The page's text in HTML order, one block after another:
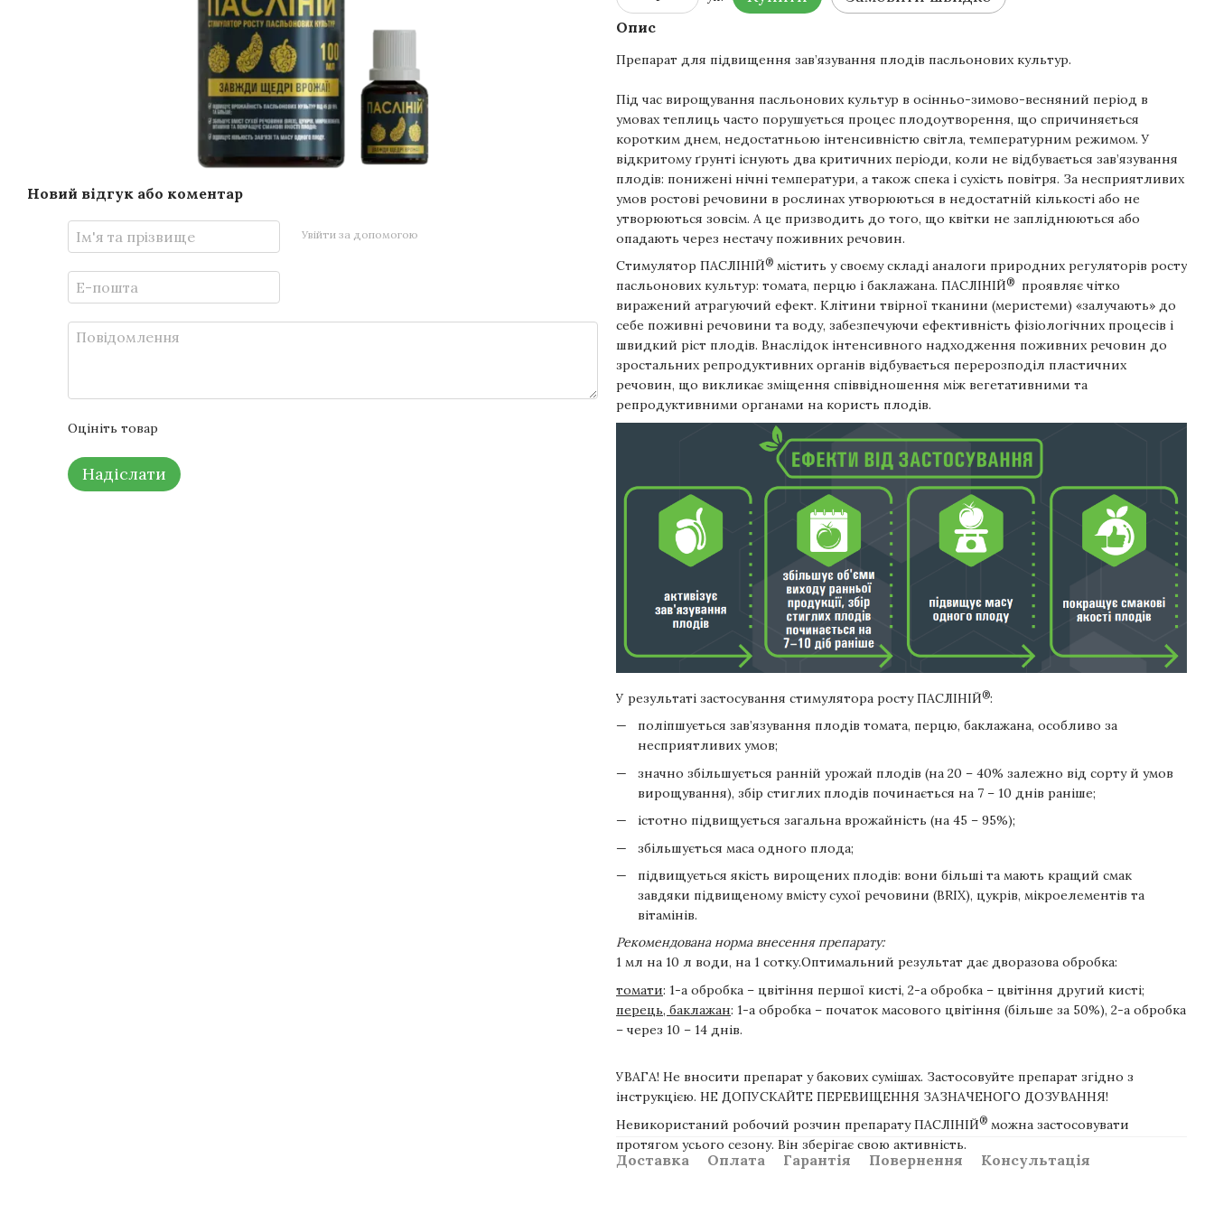
Новий відгук або коментар
Увійти за допомогою
Оцініть товар
Надіслати
Опис
Препарат для підвищення зав’язування плодів пасльонових культур.
Під час вирощування пасльонових культур в осінньо-зимово-весняний період в
умовах теплиць часто порушується процес плодоутворення, що спричиняється
коротким днем, недостатньою інтенсивністю світла, температурним режимом. У
відкритому ґрунті існують два критичних періоди, коли не відбувається зав’язування
плодів: понижені нічні температури, а також спека і сухість повітря. За несприятливих
умов ростові речовини в рослинах утворюються в недостатній кількості або не
утворюються зовсім. А це призводить до того, що квітки не запліднюються або
опадають через нестачу поживних речовин.
Стимулятор ПАСЛІНІЙ® містить у своєму складі аналоги природних регуляторів росту
пасльонових культур: томата, перцю і баклажана. ПАСЛІНІЙ®
проявляє чітко
виражений атрагуючий ефект. Клітини твірної тканини (меристеми) «залучають» до
себе поживні речовини та воду, забезпечуючи ефективність фізіологічних процесів і
швидкий ріст плодів. Внаслідок інтенсивного надходження поживних речовин до
зростальних репродуктивних органів відбувається перерозподіл пластичних
речовин, що викликає зміщення співвідношення між вегетативними та
репродуктивними органами на користь плодів.
У результаті застосування стимулятора росту ПАСЛІНІЙ®:
поліпшується зав’язування плодів томата, перцю, баклажана, особливо за
несприятливих умов;
значно збільшується ранній урожай плодів (на 20 – 40% залежно від сорту й умов
вирощування), збір стиглих плодів починається на 7 – 10 днів раніше;
істотно підвищується загальна врожайність (на 45 – 95%);
збільшується маса одного плода;
підвищується якість вирощених плодів: вони більші та мають кращий смак
завдяки підвищеному вмісту сухої речовини (BRIX), цукрів, мікроелементів та
вітамінів.
Рекомендована норма внесення препарату:
1 мл на 10 л води, на 1 сотку.Оптимальний результат дає дворазова обробка:
томати: 1-а обробка – цвітіння першої кисті, 2-а обробка – цвітіння другий кисті;
перець, баклажан: 1-а обробка – початок масового цвітіння (більше за 50%), 2-а обробка
– через 10 – 14 днів.
УВАГА! Не вносити препарат у бакових сумішах. Застосовуйте препарат згідно з
інструкцією. НЕ ДОПУСКАЙТЕ ПЕРЕВИЩЕННЯ ЗАЗНАЧЕНОГО ДОЗУВАННЯ!
Невикористаний робочий розчин препарату ПАСЛІНІЙ® можна застосовувати
протягом усього сезону. Він зберігає свою активність.
Доставка Оплата Гарантія Повернення Консультація